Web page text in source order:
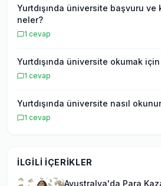
Yurtdışında üniversite başvuru ve
neler?
1 cevap
Yurtdışında üniversite okumak
1 cevap
Yurtdışında üniversite nasıl
1 cevap
İLGILI İÇERIKLER
Avustralya'da Para